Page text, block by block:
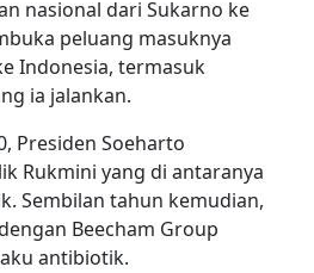
nasional dari Sukarno ke
peluang masuknya
Indonesia, termasuk
ia jalankan.
Presiden Soeharto
Rukmini yang di antaranya
Sembilan tahun kemudian,
Beecham Group
antibiotik.